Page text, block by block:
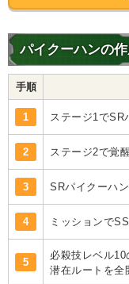
パイクーハンの
手順
1 ステージ1でSR
2 ステージ2で覚
3 SRパイクーハ
4 ミッションで
5
必殺技レベル
潜在ルートを全